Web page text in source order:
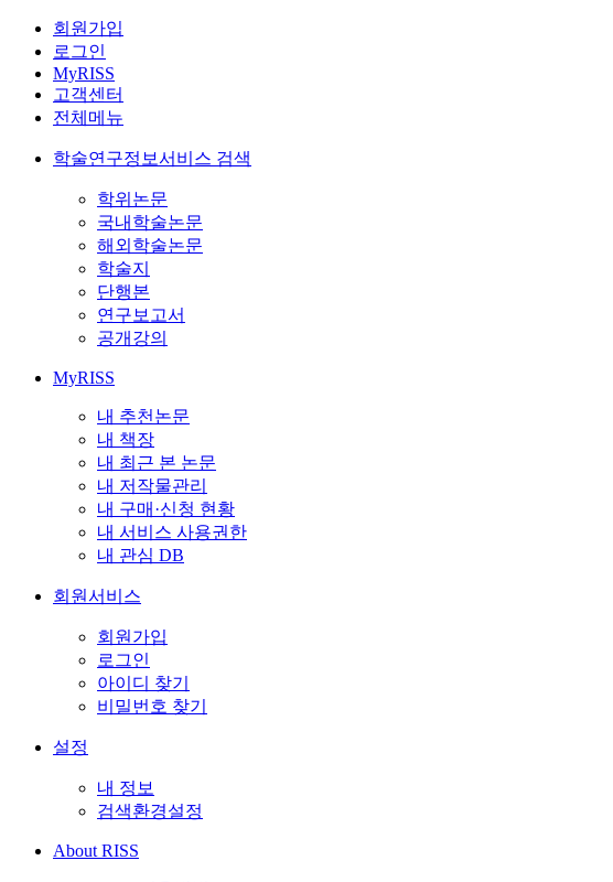
회원가입
로그인
MyRISS
고객센터
전체메뉴
학술연구정보서비스 검색
학위논문
국내학술논문
해외학술논문
학술지
단행본
연구보고서
공개강의
MyRISS
내 추천논문
내 책장
내 최근 본 논문
내 저작물관리
내 구매·신청 현황
내 서비스 사용권한
내 관심 DB
회원서비스
회원가입
로그인
아이디 찾기
비밀번호 찾기
설정
내 정보
검색환경설정
About RISS